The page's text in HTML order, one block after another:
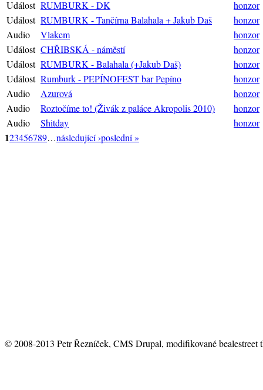
Událost RUMBURK - DK
honzor
Událost RUMBURK - Tančírna Balahala + Jakub Daš
honzor
Audio
Vlakem
honzor
Událost CHŘIBSKÁ - náměstí
honzor
Událost RUMBURK - Balahala (+Jakub Daš)
honzor
Událost Rumburk - PEPÍNOFEST bar Pepíno
honzor
Audio
Azurová
honzor
Audio
Roztočíme to! (Živák z paláce Akropolis 2010)
honzor
Audio
Shitday honzor
123456789…následující ›poslední »
© 2008-2013 Petr Řezníček, CMS Drupal, modifikované bealestreet